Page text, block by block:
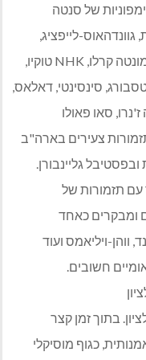
של סנטה
גוונדהאוס-לייפציג,
הלאומית צרפת, פראג, טונהאלה-ציריך, מונטה קרלו, NHK טוקיו,
סינסינטי, דאלאס,
סאו פאולו
צעירים בארה"ב
גליינבורן.
עם תזמורות של
ומבקרים כאחד
ווהן-ויליאמס ועוד
חשובים.
לציון. בתוך זמן קצר
כגוף מוסיקלי